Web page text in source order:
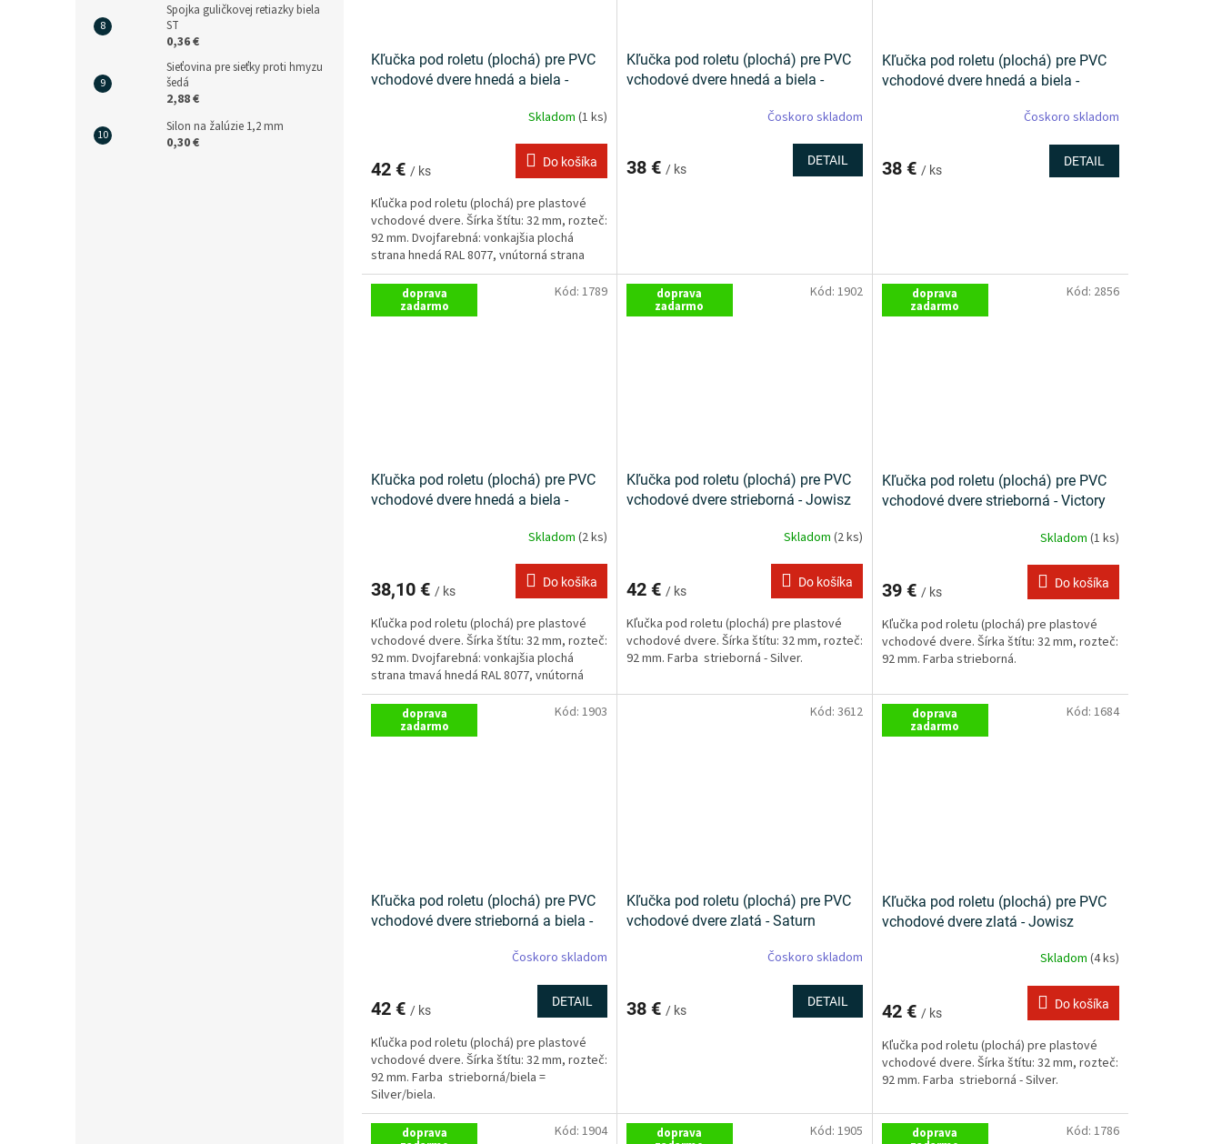
Spojka guličkovej retiazky biela
ST
0,36 €
Sieťovina pre sieťky proti hmyzu
šedá
2,88 €
Silon na žalúzie 1,2 mm
0,30 €
Kľučka pod roletu (plochá) pre PVC
vchodové dvere hnedá a biela -
Skladom (1 ks)
42 € / ks
Do košíka
Kľučka pod roletu (plochá) pre plastové
vchodové dvere. Šírka štítu: 32 mm, rozteč:
92 mm. Dvojfarebná: vonkajšia plochá
strana hnedá RAL 8077, vnútorná strana
biela...
Kľučka pod roletu (plochá) pre PVC
vchodové dvere hnedá a biela -
Čoskoro skladom
38 € / ks
DETAIL
Kľučka pod roletu (plochá) pre PVC
vchodové dvere hnedá a biela -
Čoskoro skladom
38 € / ks
DETAIL
doprava
zadarmo
Kľučka pod roletu (plochá) pre PVC
vchodové dvere hnedá a biela -
Skladom (2 ks)
38,10 € / ks
Do košíka
Kľučka pod roletu (plochá) pre plastové
vchodové dvere. Šírka štítu: 32 mm, rozteč:
92 mm. Dvojfarebná: vonkajšia plochá
strana tmavá hnedá RAL 8077, vnútorná
strana biela RAL...
Kód: 1789 doprava
zadarmo
Kľučka pod roletu (plochá) pre PVC
vchodové dvere strieborná - Jowisz
Skladom (2 ks)
42 € / ks
Do košíka
Kľučka pod roletu (plochá) pre plastové
vchodové dvere. Šírka štítu: 32 mm, rozteč:
92 mm. Farba strieborná - Silver.
Kód: 1902 doprava
zadarmo
Kľučka pod roletu (plochá) pre PVC
vchodové dvere strieborná - Victory
Skladom (1 ks)
39 € / ks
Do košíka
Kľučka pod roletu (plochá) pre plastové
vchodové dvere. Šírka štítu: 32 mm, rozteč:
92 mm. Farba strieborná.
Kód: 2856
doprava
zadarmo
Kľučka pod roletu (plochá) pre PVC
vchodové dvere strieborná a biela -
Čoskoro skladom
42 € / ks
DETAIL
Kľučka pod roletu (plochá) pre plastové
vchodové dvere. Šírka štítu: 32 mm, rozteč:
92 mm. Farba strieborná/biela =
Silver/biela.
Kód: 1903
Kľučka pod roletu (plochá) pre PVC
vchodové dvere zlatá - Saturn
Čoskoro skladom
38 € / ks
DETAIL
Kód: 3612 doprava
zadarmo
Kľučka pod roletu (plochá) pre PVC
vchodové dvere zlatá - Jowisz
Skladom (4 ks)
42 € / ks
Do košíka
Kľučka pod roletu (plochá) pre plastové
vchodové dvere. Šírka štítu: 32 mm, rozteč:
92 mm. Farba strieborná - Silver.
Kód: 1684
doprava Kód: 1904 doprava Kód: 1905 doprava Kód: 1786